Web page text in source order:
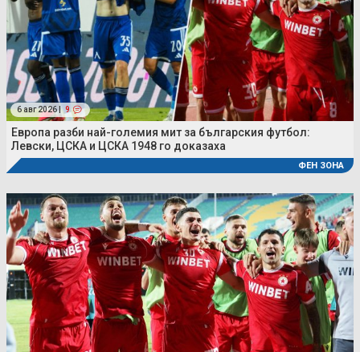
6 авг 2026 | 9
Европа разби най-големия мит за българския футбол:
Левски, ЦСКА и ЦСКА 1948 го доказаха
ФЕН ЗОНА